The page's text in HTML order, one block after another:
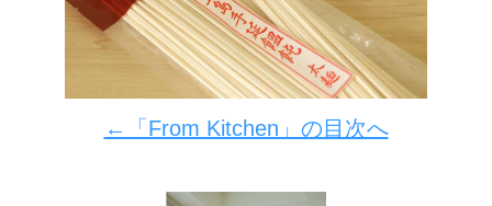
←「From Kitchen」の目次へ